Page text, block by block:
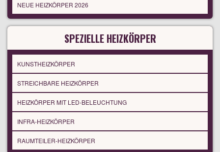
NEUE HEIZKÖRPER 2026
SPEZIELLE HEIZKÖRPER
KUNSTHEIZKÖRPER
STREICHBARE HEIZKÖRPER
HEIZKÖRPER MIT LED-BELEUCHTUNG
INFRA-HEIZKÖRPER
RAUMTEILER-HEIZKÖRPER